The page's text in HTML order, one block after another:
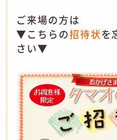
ご来場の方は
▼こちらの招待状を
さい▼